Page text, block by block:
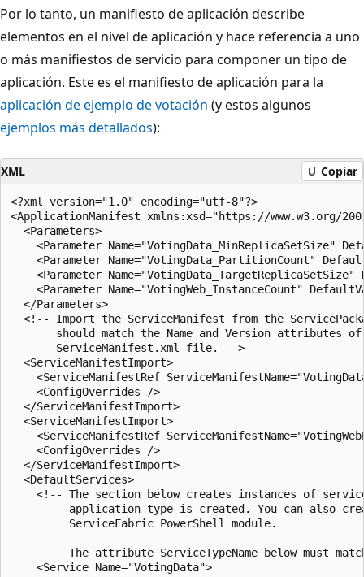
Por lo tanto, un manifiesto de aplicación describe
elementos en el nivel de aplicación y hace referencia a uno
o más manifiestos de servicio para componer un tipo de
aplicación. Este es el manifiesto de aplicación para la
aplicación de ejemplo de votación (y estos algunos
ejemplos más detallados):
XML Copiar
<?xml version="1.0" encoding="utf-8"?>
<ApplicationManifest xmlns:xsd="https://www.w3.org/
  <Parameters>
<Parameter Name="VotingData_MinReplicaSetSize"
<Parameter Name="VotingData_PartitionCount"
<Parameter Name="VotingData_TargetReplicaSetSize"
<Parameter Name="VotingWeb_InstanceCount"
  </Parameters>
<!-- Import the ServiceManifest from the
should match the Name and Version attributes
       ServiceManifest.xml file. -->
  <ServiceManifestImport>
<ServiceManifestRef
    <ConfigOverrides />
  </ServiceManifestImport>
  <ServiceManifestImport>
<ServiceManifestRef
    <ConfigOverrides />
  </ServiceManifestImport>
  <DefaultServices>
<!-- The section below creates instances of
application type is created. You can also
         ServiceFabric PowerShell module.
The attribute ServiceTypeName below must
    <Service Name="VotingData">